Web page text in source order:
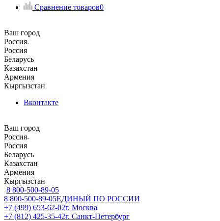
Сравнение товаров0
Ваш город
Россия
Россия
Беларусь
Казахстан
Армения
Кыргызстан
Вконтакте
Ваш город
Россия
Россия
Беларусь
Казахстан
Армения
Кыргызстан
8 800-500-89-05
8 800-500-89-05ЕДИНЫЙ ПО РОССИИ
+7 (499) 653-62-02г. Москва
+7 (812) 425-35-42г. Санкт-Петербург